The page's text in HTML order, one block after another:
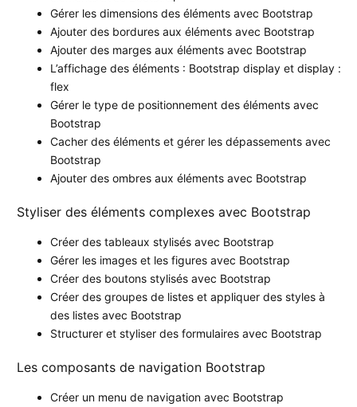
Gérer les dimensions des éléments avec Bootstrap
Ajouter des bordures aux éléments avec Bootstrap
Ajouter des marges aux éléments avec Bootstrap
L’affichage des éléments : Bootstrap display et display :
flex
Gérer le type de positionnement des éléments avec
Bootstrap
Cacher des éléments et gérer les dépassements avec
Bootstrap
Ajouter des ombres aux éléments avec Bootstrap
Styliser des éléments complexes avec Bootstrap
Créer des tableaux stylisés avec Bootstrap
Gérer les images et les figures avec Bootstrap
Créer des boutons stylisés avec Bootstrap
Créer des groupes de listes et appliquer des styles à
des listes avec Bootstrap
Structurer et styliser des formulaires avec Bootstrap
Les composants de navigation Bootstrap
Créer un menu de navigation avec Bootstrap